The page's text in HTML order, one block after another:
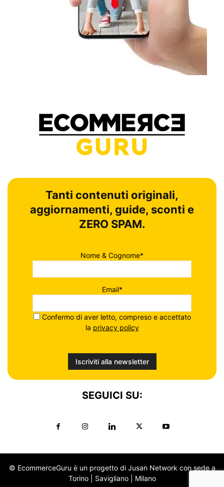
Tanti contenuti originali,
aggiornamenti, guide, sconti e
ZERO SPAM.
Nome & Cognome*
Email*
Confermo di aver letto, compreso e accettato
la privacy policy
SEGUICI SU:
© EcommerceGuru è un progetto di Jusan Network con sede a
Torino | Savigliano | Milano